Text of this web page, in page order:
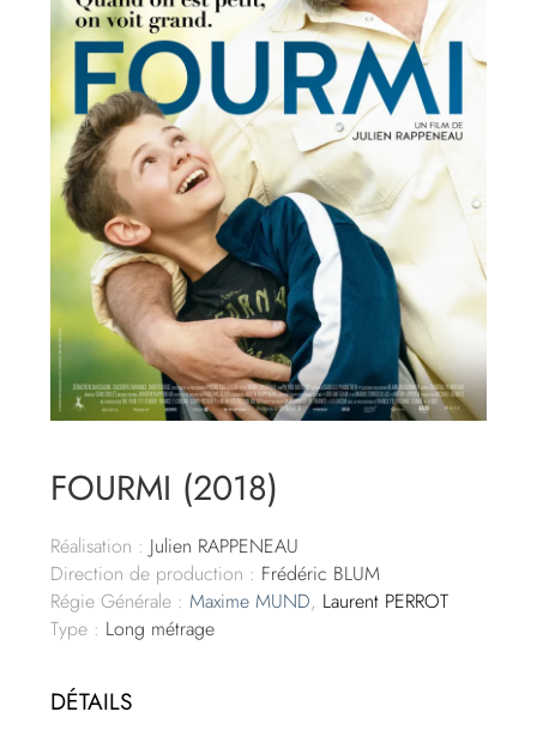
FOURMI (2018)
Réalisation : Julien RAPPENEAU
Direction de production : Frédéric BLUM
Régie Générale :Maxime MUND, Laurent PERROT
Type : Long métrage
DÉTAILS